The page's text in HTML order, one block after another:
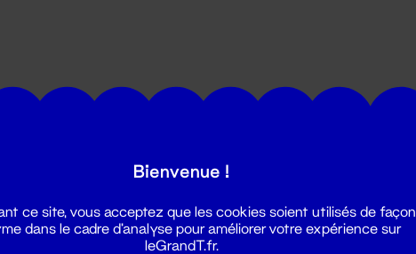
les actualités du Grand T :
Bienvenue !
ce site, vous acceptez que les cookies soient utilisés de façon
dans le cadre d'analyse pour améliorer votre expérience sur
leGrandT.fr.